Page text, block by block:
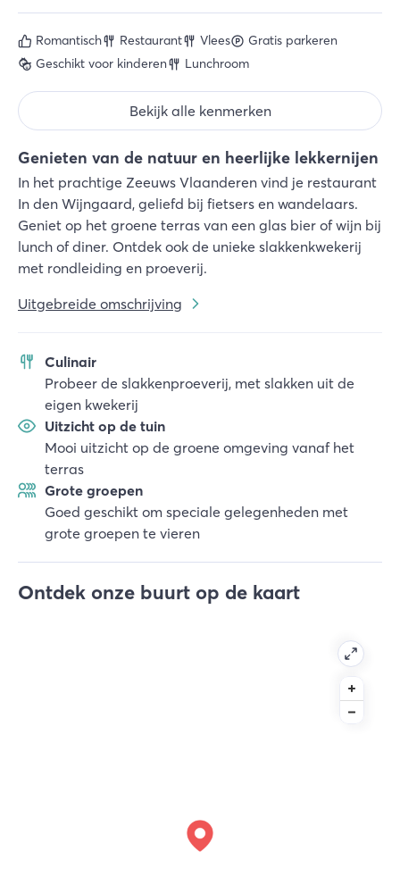
Genieten van de natuur en heerlijke lekkernijen
In het prachtige Zeeuws Vlaanderen vind je restaurant
In den Wijngaard, geliefd bij fietsers en wandelaars.
Geniet op het groene terras van een glas bier of wijn bij
lunch of diner. Ontdek ook de unieke slakkenkwekerij
met rondleiding en proeverij.
Uitgebreide omschrijving
Culinair
Probeer de slakkenproeverij, met slakken uit de
eigen kwekerij
Uitzicht op de tuin
Mooi uitzicht op de groene omgeving vanaf het
terras
Grote groepen
Goed geschikt om speciale gelegenheden met
grote groepen te vieren
Romantisch Restaurant Vlees
Gratis parkeren
Geschikt voor kinderen
Lunchroom
Bekijk alle kenmerken
Ontdek onze buurt op de kaart